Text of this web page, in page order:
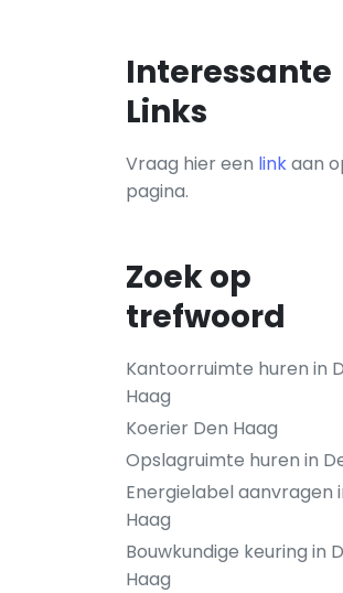
Interessante
Links
Vraag hier een linkaan
pagina.
Zoek op
trefwoord
Kantoorruimte huren in
Haag
Koerier Den Haag
Opslagruimte huren in
Energielabel aanvragen
Haag
Bouwkundige keuring in
Haag